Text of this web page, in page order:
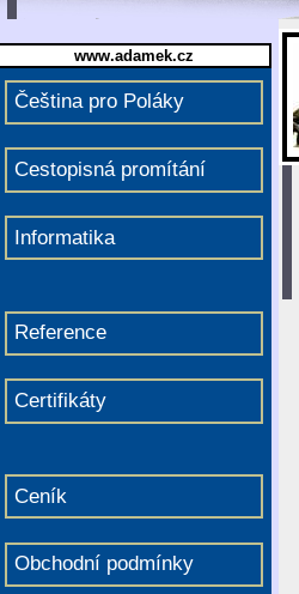
www.adamek.cz
Čeština pro Poláky
Cestopisná promítání
Informatika
Reference
Certifikáty
Ceník
Obchodní podmínky